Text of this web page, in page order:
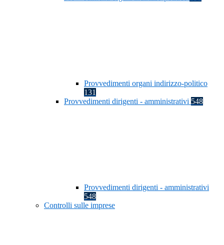
Provvedimenti organi indirizzo-politico
131
Provvedimenti dirigenti - amministrativi 548
Provvedimenti dirigenti - amministrativi
548
Controlli sulle imprese